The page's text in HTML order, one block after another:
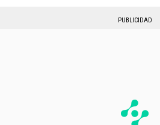
PUBLICIDAD